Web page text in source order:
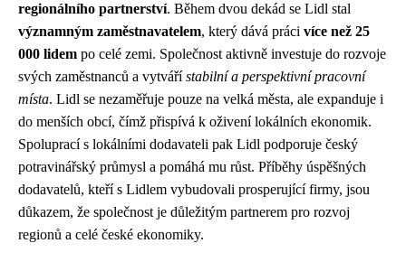
regionálního partnerství. Během dvou dekád se Lidl stal
významným zaměstnavatelem, který dává práci více než 25
000 lidem po celé zemi. Společnost aktivně investuje do rozvoje
svých zaměstnanců a vytvářístabilní a perspektivní pracovní
místa. Lidl se nezaměřuje pouze na velká města, ale expanduje i
do menších obcí, čímž přispívá k oživení lokálních ekonomik.
Spoluprací s lokálními dodavateli pak Lidl podporuje český
potravinářský průmysl a pomáhá mu růst. Příběhy úspěšných
dodavatelů, kteří s Lidlem vybudovali prosperující firmy, jsou
důkazem, že společnost je důležitým partnerem pro rozvoj
regionů a celé české ekonomiky.